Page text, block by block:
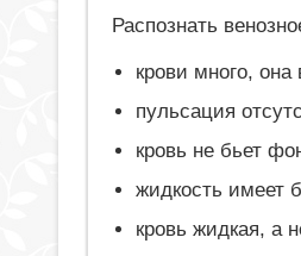
Распознать
крови много, она
пульсация
кровь не бьет
жидкость имеет
кровь жидкая, а